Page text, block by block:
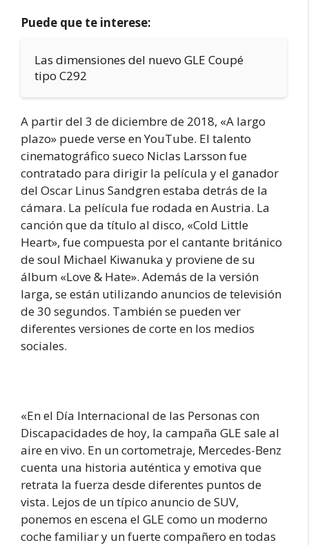
Puede que te interese:
Las dimensiones del nuevo GLE Coupé
tipo C292
A partir del 3 de diciembre de 2018, «A largo
plazo» puede verse en YouTube. El talento
cinematográfico sueco Niclas Larsson fue
contratado para dirigir la película y el ganador
del Oscar Linus Sandgren estaba detrás de la
cámara. La película fue rodada en Austria. La
canción que da título al disco, «Cold Little
Heart», fue compuesta por el cantante británico
de soul Michael Kiwanuka y proviene de su
álbum «Love & Hate». Además de la versión
larga, se están utilizando anuncios de televisión
de 30 segundos. También se pueden ver
diferentes versiones de corte en los medios
sociales.
«En el Día Internacional de las Personas con
Discapacidades de hoy, la campaña GLE sale al
aire en vivo. En un cortometraje, Mercedes-Benz
cuenta una historia auténtica y emotiva que
retrata la fuerza desde diferentes puntos de
vista. Lejos de un típico anuncio de SUV,
ponemos en escena el GLE como un moderno
coche familiar y un fuerte compañero en todas